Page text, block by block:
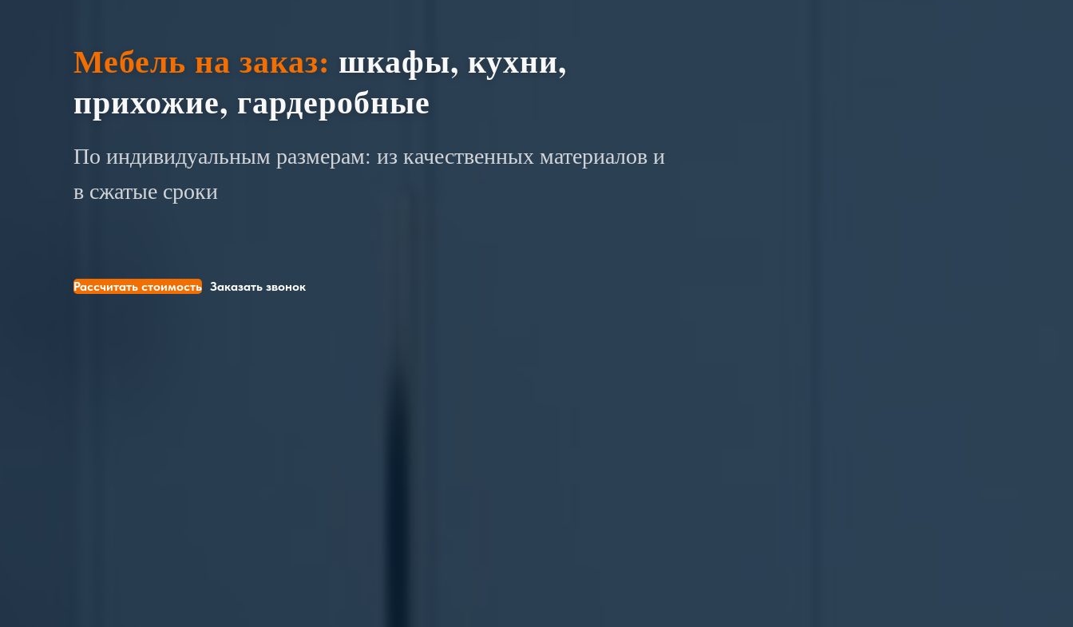
Мебель на заказ: шкафы, кухни,
прихожие, гардеробные
По индивидуальным размерам: из качественных материалов и
в сжатые сроки
Рассчитать стоимость Заказать звонок